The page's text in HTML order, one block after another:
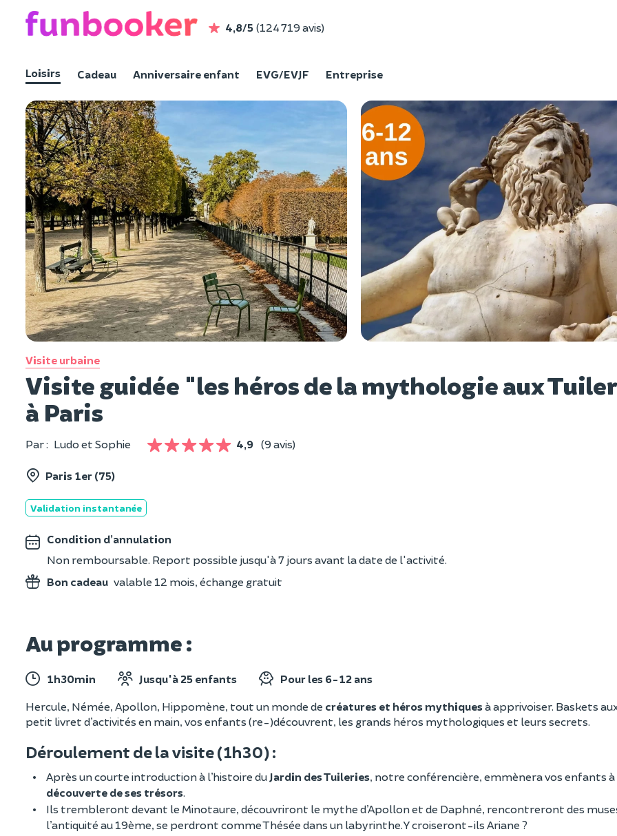
4,8/5 (124 719 avis)
Loisirs Cadeau Anniversaire enfant EVG/EVJF Entreprise
Voir
Visite urbaine
Visite guidée "les héros de la mythologie aux
à Paris
Par : Ludo et Sophie 4,9 (9 avis)
Paris 1er (75)
Validation instantanée
Condition d’annulation
Non remboursable. Report possible jusqu'à 7 jours avant la date de l'activité.
Bon cadeau valable 12 mois, échange gratuit
Au programme :
1h30min Jusqu'à 25 enfants Pour les 6-12 ans
Hercule, Némée, Apollon, Hippomène, tout un monde de créatures et héros mythiquesà apprivoiser. Baskets
petit livret d’activités en main, vos enfants (re-)découvrent, les grands héros mythologiques et leurs secrets.
Déroulement de la visite (1h30) :
Après un courte introduction à l’histoire du Jardin des Tuileries, notre conférencière, emmènera vos enfants à
découverte de ses trésors.
Ils trembleront devant le Minotaure, découvriront le mythe d’Apollon et de Daphné, rencontreront des
l’antiquité au 19ème, se perdront comme Thésée dans un labyrinthe. Y croiseront-ils Ariane ?